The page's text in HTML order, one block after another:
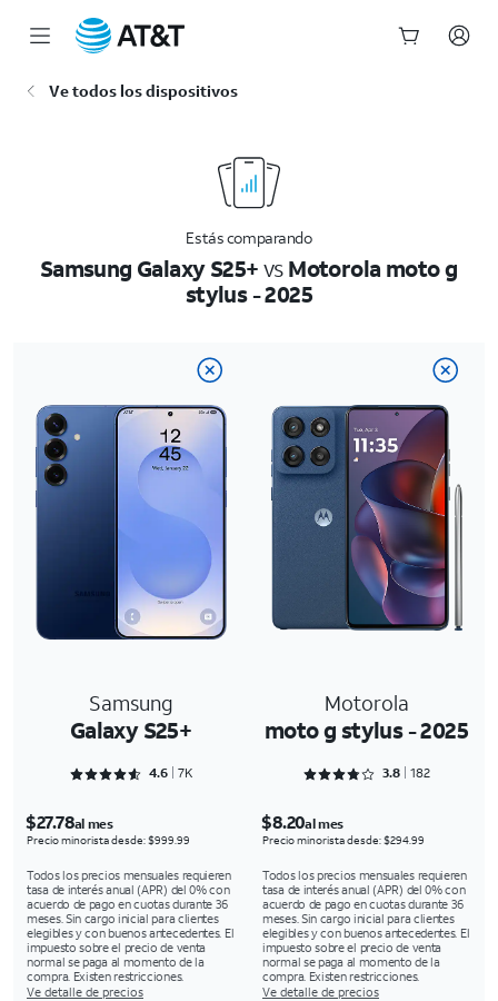
Ve todos los dispositivos
Estás comparando
Samsung Galaxy S25+vsMotorola moto g
stylus - 2025
Samsung
Galaxy S25+
Motorola
moto g stylus - 2025
Rated 4.6898 out of 5
4.6 7K Rated 3.8736 out of 5
3.8 182
$27.78al mes
Precio minorista desde: $999.99
Todos los precios mensuales requieren
tasa de interés anual (APR) del 0% con
acuerdo de pago en cuotas durante 36
meses. Sin cargo inicial para clientes
elegibles y con buenos antecedentes. El
impuesto sobre el precio de venta
normal se paga al momento de la
compra. Existen restricciones.
Ve detalle de precios
$8.20al mes
Precio minorista desde: $294.99
Todos los precios mensuales requieren
tasa de interés anual (APR) del 0% con
acuerdo de pago en cuotas durante 36
meses. Sin cargo inicial para clientes
elegibles y con buenos antecedentes. El
impuesto sobre el precio de venta
normal se paga al momento de la
compra. Existen restricciones.
Ve detalle de precios